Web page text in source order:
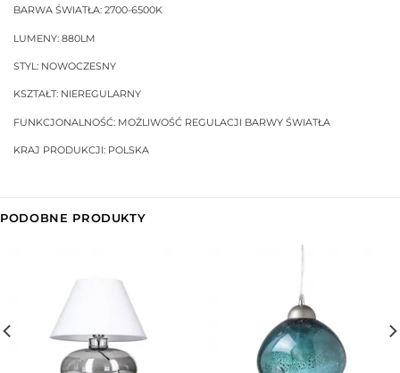
BARWA ŚWIATŁA: 2700-6500K
LUMENY: 880LM
STYL: NOWOCZESNY
KSZTAŁT: NIEREGULARNY
FUNKCJONALNOŚĆ: MOŻLIWOŚĆ REGULACJI BARWY ŚWIATŁA
KRAJ PRODUKCJI: POLSKA
PODOBNE PRODUKTY